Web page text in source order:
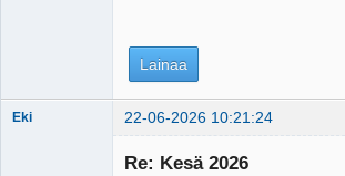
Lainaa
Eki 22-06-2026 10:21:24
Re: Kesä 2026